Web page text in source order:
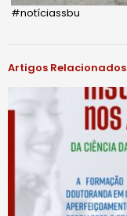
#notíciassbu
Artigos Relacionados